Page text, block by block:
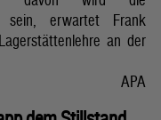
sein, erwartet Frank
an der
APA